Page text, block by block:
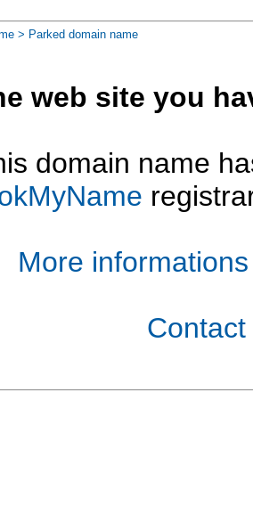
> Parked domain name
web site you
domain name
More